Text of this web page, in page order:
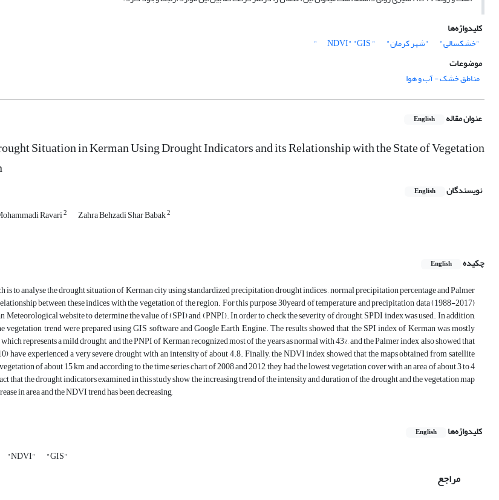
کلیدواژه‌ها
"خشکسالی"
"شهر کرمان" " NDVI"
"GIS"
موضوعات
مناطق خشک - آب و هوا
عنوان مقاله English
Situation in Kerman Using Drought Indicators and its Relationship with the State of Vegetation
نویسندگان English
Ravari2 Zahra Behzadi Shar Babak2
چکیده
English
is to analyse the drought situation of Kerman city using standardized precipitation drought indices , normal precipitation percentage and Palmer
between these indices with the vegetation of the region. For this purpose, 30yeard of temperature and precipitation data (1988-2017)
Meteorological website to determine the value of (SPI) and (PNPI). In order to check the severity of drought, SPDI index was used. In addition,
vegetation trend were prepared using GIS software and Google Earth Engine. The results showed that the SPI index of Kerman was mostly
represents a mild drought, and the PNPI of Kerman recognized most of the years as normal with 43%, and the Palmer index also showed that
have experienced a very severe drought with an intensity of about 4.8. Finally, the NDVI index showed that the maps obtained from satellite
of about 15 km, and according to the time series chart of 2008 and 2012, they had the lowest vegetation cover with an area of about 3 to 4
that the drought indicators examined in this study show the increasing trend of the intensity and duration of the drought and the vegetation map
in area and the NDVI trend has been decreasing,
کلیدواژه‌ها English
"NDVI" "GIS"
مراجع